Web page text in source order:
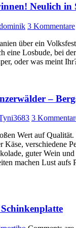
Neulich
3 Kommentare
über ein
eine Losbude, bei
oder was meint
–
3
Wert auf
Käse, verschiedene
guter Wein
machen Lust aufs